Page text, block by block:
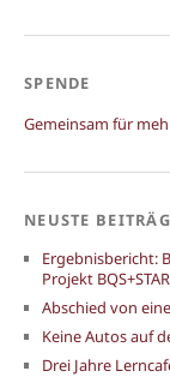
SPENDE
Gemeinsam für
NEUSTE
Ergebnisbericht:
Projekt
Abschied von
Keine Autos auf
Drei Jahre